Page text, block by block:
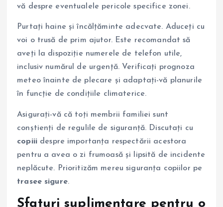
vă despre eventualele pericole specifice zonei.
Purtați haine și încălțăminte adecvate. Aduceți cu
voi o trusă de prim ajutor. Este recomandat să
aveți la dispoziție numerele de telefon utile,
inclusiv numărul de urgență. Verificați prognoza
meteo înainte de plecare și adaptați-vă planurile
în funcție de condițiile climaterice.
Asigurați-vă că toți membrii familiei sunt
conștienți de regulile de siguranță. Discutați cu
copiiidespre importanța respectării acestora
pentru a avea o zi frumoasă și lipsită de incidente
neplăcute. Prioritizăm mereu siguranța copiilor pe
trasee sigure.
Sfaturi suplimentare pentru o